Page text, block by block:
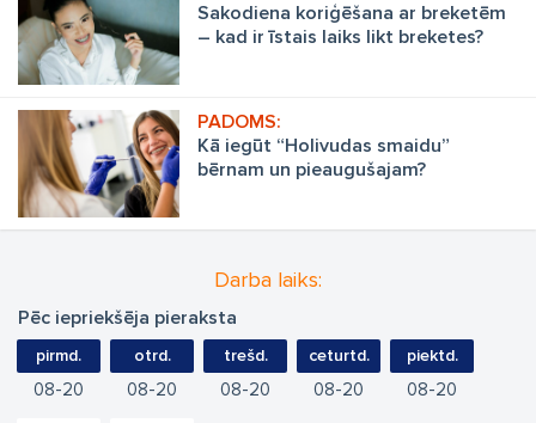
Sakodiena koriģēšana ar breketēm
– kad ir īstais laiks likt breketes?
Kā iegūt “Holivudas smaidu”
bērnam un pieaugušajam?
Darba laiks:
Pēc iepriekšēja pieraksta
pirmd.
08 20
otrd.
08 20
trešd.
08 20
ceturtd.
08 20
piektd.
08 20